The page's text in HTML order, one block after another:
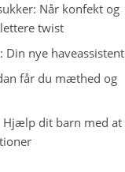
Når konfekt og
twist
nye haveassistent
får du mæthed og
Hjælp dit barn med at